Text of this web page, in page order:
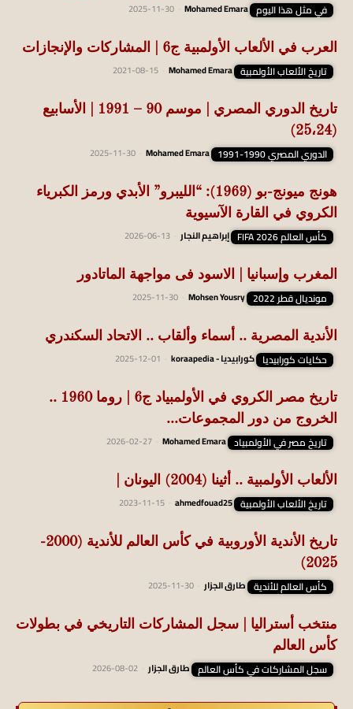
في مثل هذا اليوم Mohamed Emara
2025-11-30
العرب في الألعاب الأولمبية ج6 | المشاركات والإنجازات
تاريخ الألعاب الأولمبية Mohamed Emara
2021-08-15
تاريخ الدوري المصري | موسم 90 – 1991 | الأسابيع
(25،24)
الدوري المصري 1990-1991 Mohamed Emara
2025-11-30
هونج ميونج-بو (1969): “الليبرو” الأبدي ورمز الكبرياء
الكروي في القارة الآسيوية
كأس العالم FIFA 2026 إبراهيم النجار 2026-06-13
المغرب وإسبانيا | الاسود فى مواجهة الماتادور
مونديال قطر 2022 Mohsen Yousry
2025-11-30
الأندية المصرية .. أسماء وألقاب .. الاتحاد السكندري
حكايات كورابيديا كورابيديا - koraapedia 2025-12-01
تاريخ مصر الكروي في الأولمبياد ج6 | روما 1960 ..
الخروج من دور المجموعات...
تاريخ مصر في الأولمبياد Mohamed Emara
2026-02-27
الألعاب الأولمبية .. أثينا (2004) اليونان |
تاريخ الألعاب الأولمبية ahmedfouad25
2023-11-15
تاريخ الأندية الأوروبية في كأس العالم للأندية (2000-
2025)
كأس العالم للأندية طارق الجزار 2025-11-30
منتخب أستراليا | سجل المشاركات التاريخي في بطولات
كأس العالم
سجل المشاركات في كأس العالم طارق الجزار 2026-08-02